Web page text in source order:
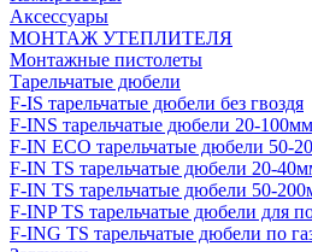
Аксессуары
МОНТАЖ УТЕПЛИТЕЛЯ
Монтажные пистолеты
Тарельчатые дюбели
F-IS тарельчатые дюбели без гвоздя
F-INS тарельчатые дюбели 20-
F-IN ECO тарельчатые дюбели 50-
F-IN TS тарельчатые дюбели 20-
F-IN TS тарельчатые дюбели 50-
F-INP TS тарельчатые дюбели для
F-ING TS тарельчатые дюбели по